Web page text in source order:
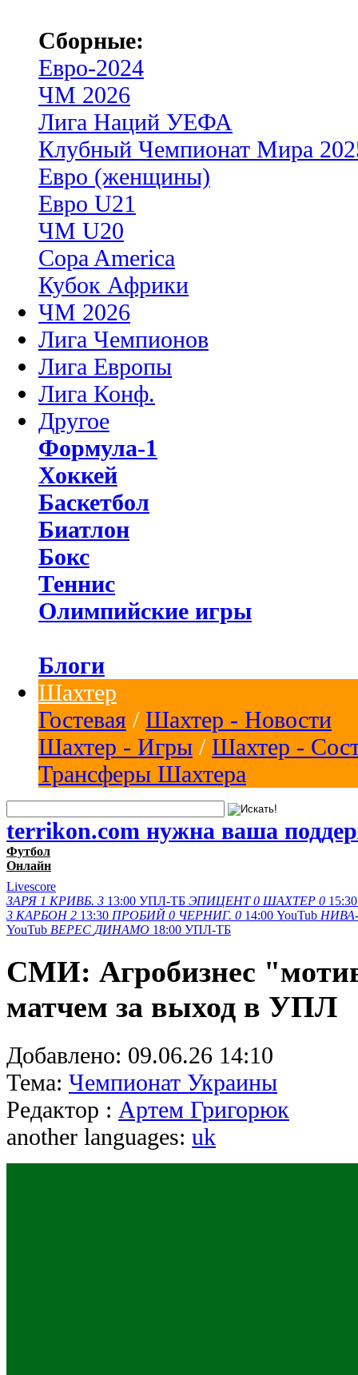
Сборные:
Евро-2024
ЧМ 2026
Лига Наций УЕФА
Клубный Чемпионат Мира
Евро (женщины)
Евро U21
ЧМ U20
Copa America
Кубок Африки
ЧМ 2026
Лига Чемпионов
Лига Европы
Лига Конф.
Другое
Формула-1
Хоккей
Баскетбол
Биатлон
Бокс
Теннис
Олимпийские игры
Блоги
Шахтер
Гостевая / Шахтер - Новости
Шахтер - Игры / Шахтер -
Трансферы Шахтера
terrikon.com нужна ваша
Футбол
Онлайн
Livescore
ЗАРЯ 1 КРИВБ. 3 13:00 УПЛ-ТБ ЭПИЦЕНТ 0 ШАХТЕР 0 15:30
3 КАРБОН 2 13:30 ПРОБИЙ 0 ЧЕРНИГ. 0 14:00 YouTub
YouTub ВЕРЕС ДИНАМО 18:00 УПЛ-ТБ
СМИ: Агробизнес
матчем за выход в УПЛ
Добавлено: 09.06.26 14:10
Тема: Чемпионат Украины
Редактор : Артем Григорюк
another languages: uk